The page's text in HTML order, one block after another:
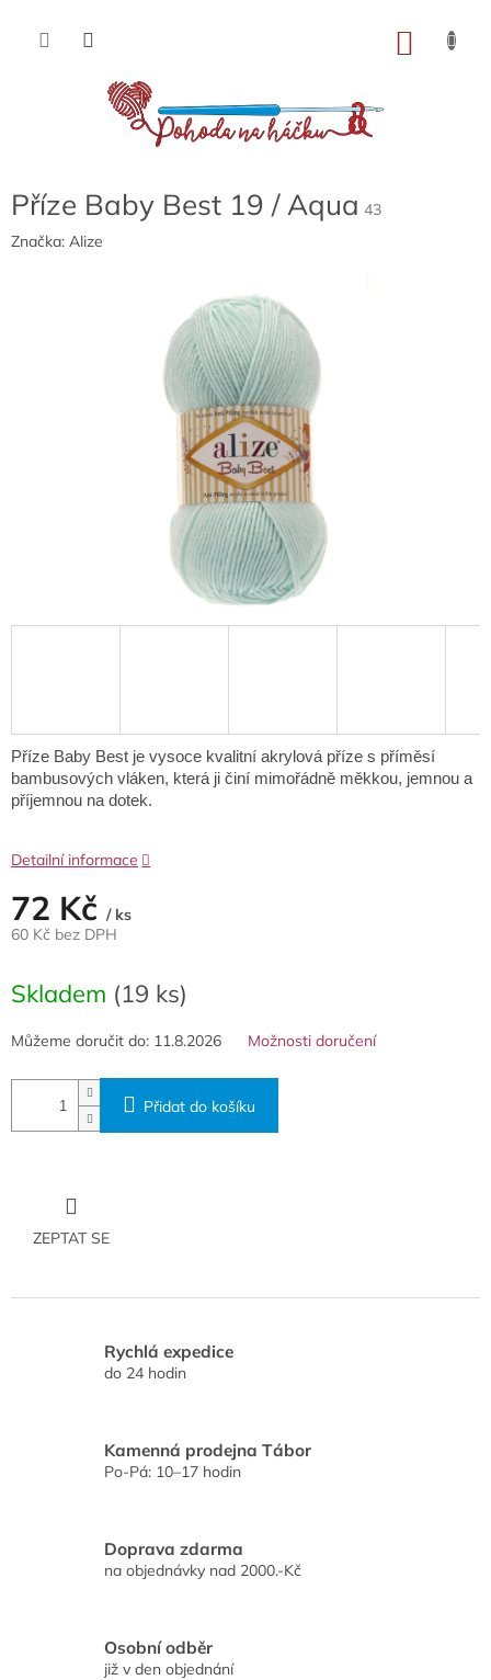
obsah
Příze Baby Best 19 / Aqua 43
Značka: Alize
72 Kč / ks
60 Kč bez DPH
cena:
Skladem (19 ks)
Můžeme doručit do: 11.8.2026 Možnosti doručení
Přidat do košíku
Příze Baby Best je vysoce kvalitní akrylová příze s příměsí
bambusových vláken, která ji činí mimořádně měkkou, jemnou a
příjemnou na dotek.
Detailní informace
ZEPTAT SE
Rychlá expedice
do 24 hodin
Kamenná prodejna Tábor
Po-Pá: 10–17 hodin
Doprava zdarma
na objednávky nad 2000.-Kč
Osobní odběr
již v den objednání